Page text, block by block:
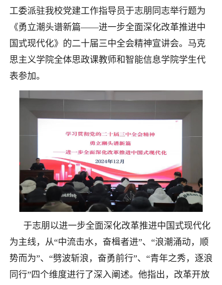
工委派驻我校党建工作指导员于志朋同志举行题为
《勇立潮头谱新篇——进一步全面深化改革推进中
国式现代化》的二十届三中全会精神宣讲会。马克
思主义学院全体思政课教师和智能信息学院学生代
表参加。
于志朋以进一步全面深化改革推进中国式现代化
为主线，从“中流击水，奋楫者进”、“浪潮涌动，顺
势而为”、“劈波斩浪，奋勇前行”、“青年之秀，逐浪
同行”四个维度进行了深入阐述。他指出，改革开放